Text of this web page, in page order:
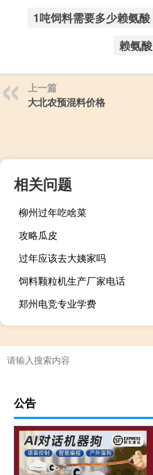
1吨饲料需要多少赖氨酸
赖氨酸
上一篇
大北农预混料价格
相关问题
柳州过年吃啥菜
攻略瓜皮
过年应该去大姨家吗
饲料颗粒机生产厂家电话
郑州电竞专业学费
公告